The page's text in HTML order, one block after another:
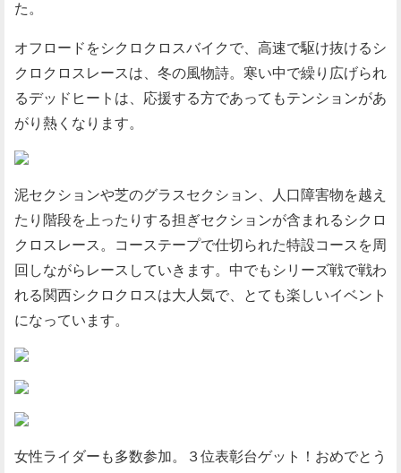
た。
オフロードをシクロクロスバイクで、高速で駆け抜けるシ
クロクロスレースは、冬の風物詩。寒い中で繰り広げられ
るデッドヒートは、応援する方であってもテンションがあ
がり熱くなります。
泥セクションや芝のグラスセクション、人口障害物を越え
たり階段を上ったりする担ぎセクションが含まれるシクロ
クロスレース。コーステープで仕切られた特設コースを周
回しながらレースしていきます。中でもシリーズ戦で戦わ
れる関西シクロクロスは大人気で、とても楽しいイベント
になっています。
女性ライダーも多数参加。３位表彰台ゲット！おめでとう